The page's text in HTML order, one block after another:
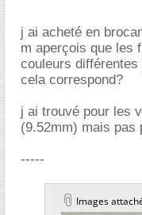
j ai acheté en
m aperçois que les
couleurs
cela correspond?
j ai trouvé pour les
(9.52mm) mais pas
-----
Images